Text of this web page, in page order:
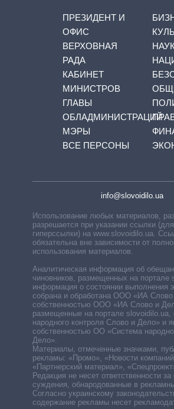
ПРЕЗИДЕНТ И
ОФИС
ВЕРХОВНАЯ
РАДА
КАБИНЕТ
МИНИСТРОВ
ГЛАВЫ
ОБЛАДМИНИСТРАЦИЙ
МЭРЫ
ВСЕ ПЕРСОНЫ
info@slovoidilo.ua
Использование любых материалов,
разрешается при указании ссылки
гиперссылки) на www.slovoidilo.ua.
обязательна вне зависимости от
использования материалов.
Аналитическая информация об
чиновников, размещенных на портале
информация о состоянии выполнения
собрана и обработана ООО «ИА Слово
собственностью ООО «ИА Слово и
размещенные на портале slovoidilo.ua,
народного контроля Слово и Дело» и
собственностью ОО «Система
Дело».
Материалы, отмеченные значками,
рекламы: «Промо», «Новости
«Партнерский материал»,
Редакция не несет ответственности
суждения, обнародованные в
Согласно украинскому
содержание рекламы несет